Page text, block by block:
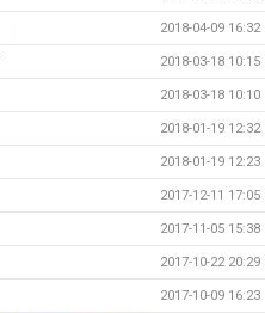
2018-04-09 16:32
2018-03-18 10:15
2018-03-18 10:10
2018-01-19 12:32
2018-01-19 12:23
2017-12-11 17:05
2017-11-05 15:38
2017-10-22 20:29
2017-10-09 16:23